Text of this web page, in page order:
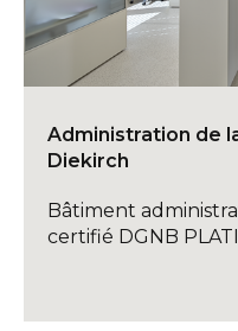
Administration de
Diekirch
Bâtiment
certifié DGNB